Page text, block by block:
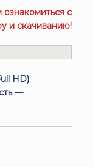
с
и скачиванию!
HD)
—